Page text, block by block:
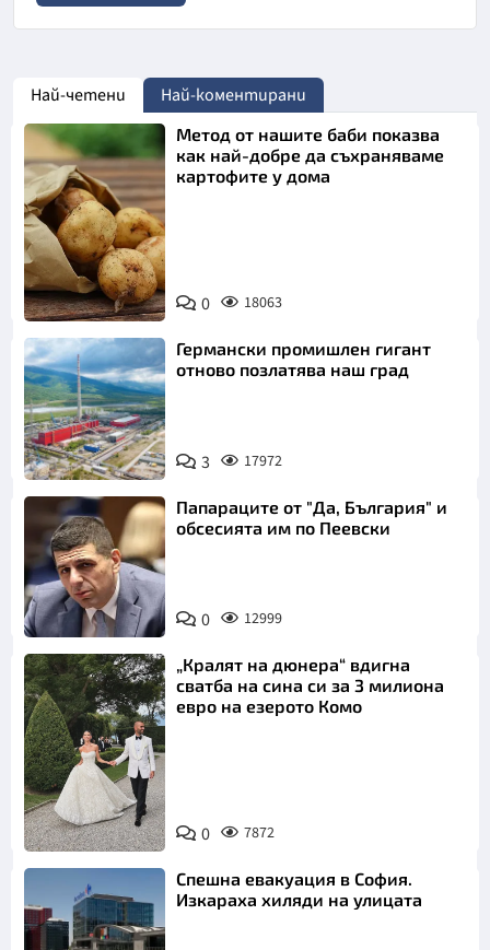
Най-четени Най-коментирани
Снимка:
Пиксабей
Метод от нашите баби показва
как най-добре да съхраняваме
картофите у дома
0 18063
Германски промишлен гигант
отново позлатява наш град
3 17972
Папараците от "Да, България" и
обсесията им по Пеевски
0 12999
Снимка:
Инстаграм
„Кралят на дюнера“ вдигна
сватба на сина си за 3 милиона
евро на езерото Комо
0 7872
Спешна евакуация в София.
Изкараха хиляди на улицата